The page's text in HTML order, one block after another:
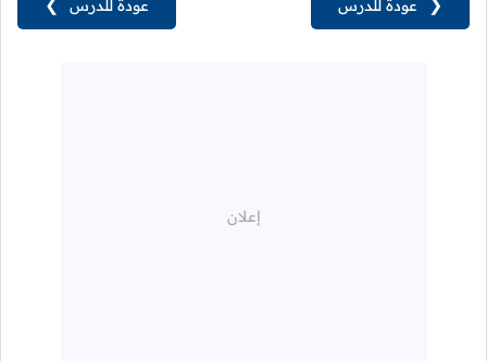
عودة للدرس ❯ ❮ عودة للدرس